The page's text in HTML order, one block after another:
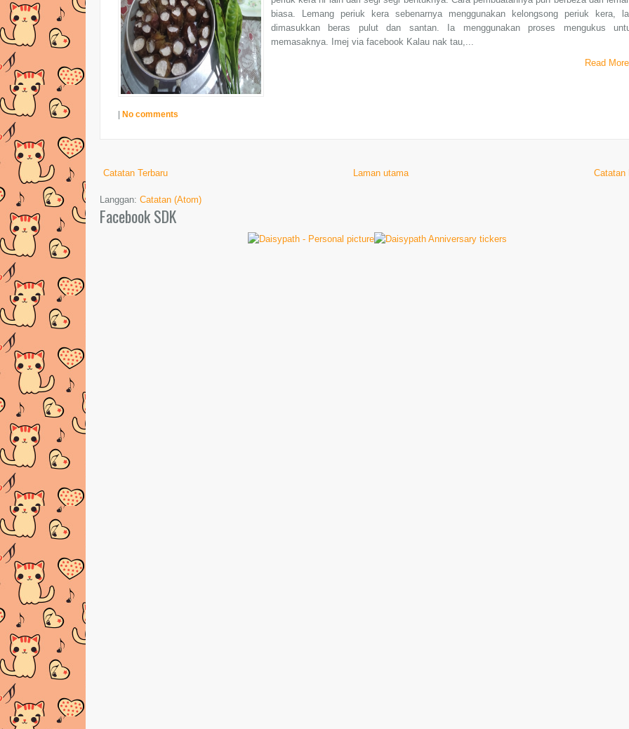
biasa. Lemang periuk kera sebenarnya menggunakan kelongsong periuk kera,
dimasukkan beras pulut dan santan. Ia menggunakan proses mengukus
memasaknya. Imej via facebook Kalau nak tau,...
Read More
No comments
Catatan Terbaru Catatan
Laman utama
Langgan: Catatan (Atom)
Facebook SDK